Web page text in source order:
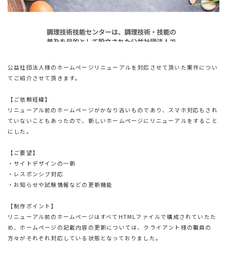
公益社団法人様のホームページリニューアルを対応させて頂いた案件につい
てご紹介させて頂きます。
【ご依頼経緯】
リニューアル前のホームページがかなり古いものであり、スマホ対応もされ
ていないこともあったので、新しいホームページにリニューアルをすること
にした。
【ご要望】
・サイトデザインの一新
・レスポンシブ対応
・お知らせや試験情報などの更新機能
【制作ポイント】
リニューアル前のホームページはすべてHTMLファイルで構成されていたた
め、ホームページの記載内容の更新については、クライアント様の職員の
方々がそれぞれ対応している状態となっておりました。